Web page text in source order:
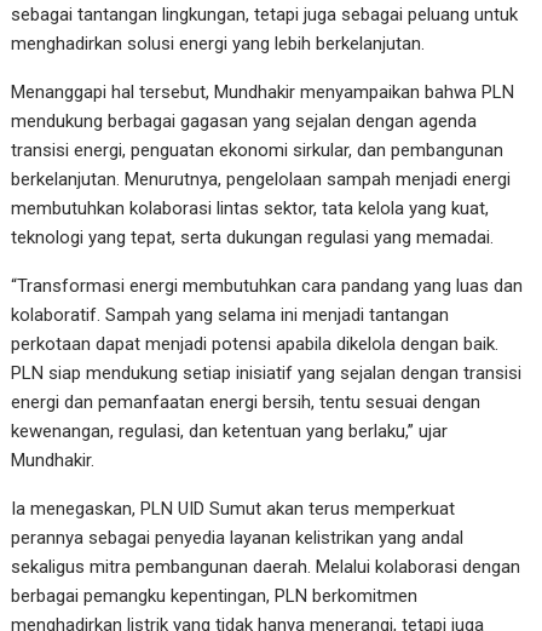
sebagai tantangan lingkungan, tetapi juga sebagai peluang untuk
menghadirkan solusi energi yang lebih berkelanjutan.
Menanggapi hal tersebut, Mundhakir menyampaikan bahwa PLN
mendukung berbagai gagasan yang sejalan dengan agenda
transisi energi, penguatan ekonomi sirkular, dan pembangunan
berkelanjutan. Menurutnya, pengelolaan sampah menjadi energi
membutuhkan kolaborasi lintas sektor, tata kelola yang kuat,
teknologi yang tepat, serta dukungan regulasi yang memadai.
“Transformasi energi membutuhkan cara pandang yang luas dan
kolaboratif. Sampah yang selama ini menjadi tantangan
perkotaan dapat menjadi potensi apabila dikelola dengan baik.
PLN siap mendukung setiap inisiatif yang sejalan dengan transisi
energi dan pemanfaatan energi bersih, tentu sesuai dengan
kewenangan, regulasi, dan ketentuan yang berlaku,” ujar
Mundhakir.
Ia menegaskan, PLN UID Sumut akan terus memperkuat
perannya sebagai penyedia layanan kelistrikan yang andal
sekaligus mitra pembangunan daerah. Melalui kolaborasi dengan
berbagai pemangku kepentingan, PLN berkomitmen
menghadirkan listrik yang tidak hanya menerangi, tetapi juga